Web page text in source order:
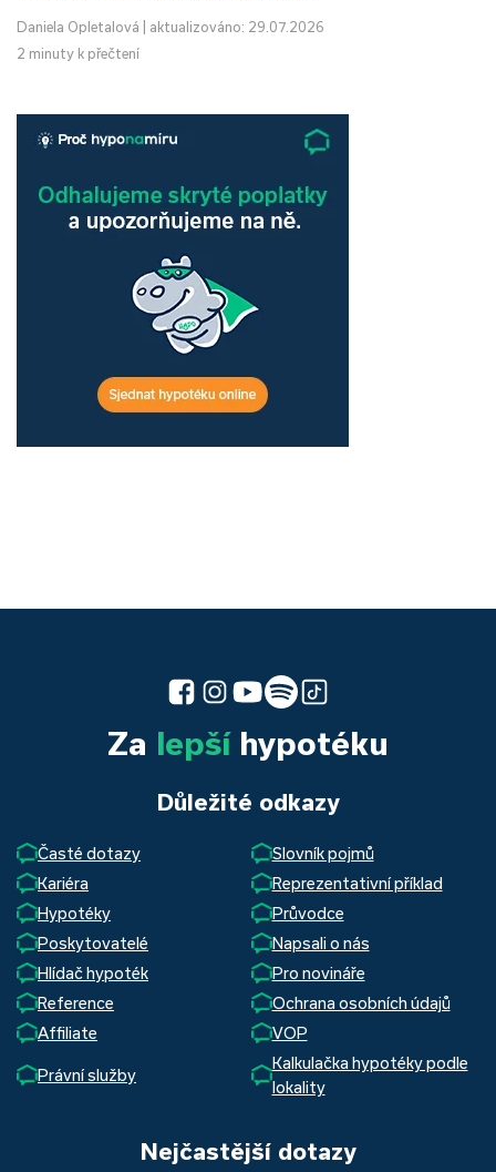
Daniela Opletalová
aktualizováno: 29.07.2026
2 minuty k přečtení
Za lepšíhypotéku
Důležité odkazy
Časté dotazy
Slovník pojmů
Kariéra
Reprezentativní příklad
Hypotéky
Průvodce
Poskytovatelé
Napsali o nás
Hlídač hypoték
Pro novináře
Reference
Ochrana osobních údajů
Affiliate
VOP
Právní služby
Kalkulačka hypotéky podle
lokality
Nejčastější dotazy